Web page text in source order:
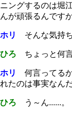
ニングするのは堀
んが頑張るんです
ホリ そんな気持ち
ひろ ちょっと何
ホリ
何言ってる
れたのは事実なんだ
ひろ う～ん......。